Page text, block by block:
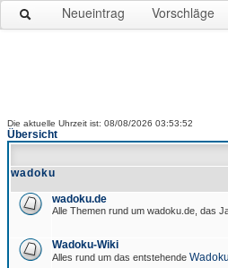
Neueintrag Vorschläge
Die aktuelle Uhrzeit ist: 08/08/2026 03:53:52
Übersicht
wadoku
wadoku.de
Alle Themen rund um wadoku.de, das
Wadoku-Wiki
Alles rund um das entstehende